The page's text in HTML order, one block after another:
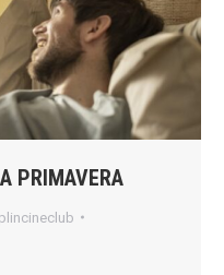
PRIMAVERA